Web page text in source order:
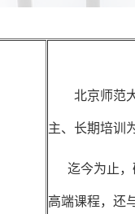
北京师范
主、长期培训
迄今为止，
高端课程，还